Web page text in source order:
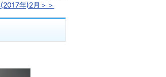
年)2月 ＞＞